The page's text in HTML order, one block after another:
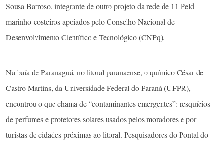
Sousa Barroso, integrante de outro projeto da rede de 11 Peld
marinho-costeiros apoiados pelo Conselho Nacional de
Desenvolvimento Científico e Tecnológico (CNPq).
Na baía de Paranaguá, no litoral paranaense, o químico César de
Castro Martins, da Universidade Federal do Paraná (UFPR),
encontrou o que chama de “contaminantes emergentes”: resquícios
de perfumes e protetores solares usados pelos moradores e por
turistas de cidades próximas ao litoral. Pesquisadores do Pontal do